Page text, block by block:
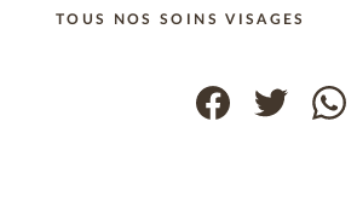
TOUS NOS SOINS VISAGES